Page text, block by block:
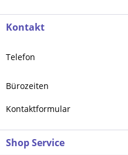
Kontakt
Telefon
Bürozeiten
Kontaktformular
Shop Service